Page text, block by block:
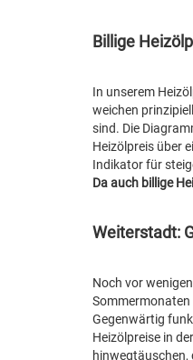
Billige
In unserem
weichen
sind. Die
Heizölpreis über
Indikator für
Da auch billige
Weiterstadt:
Noch vor
Sommermonaten
Gegenwärtig
Heizölpreise in
hinwegtäuschen,